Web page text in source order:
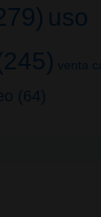
uso
venta
(64)